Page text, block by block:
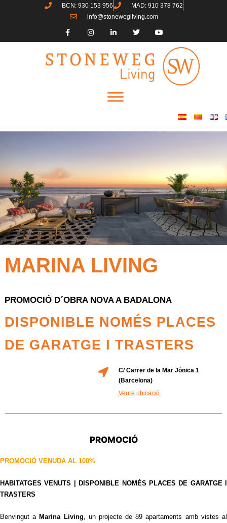
BCN: 930 153 956
MAD: 910 378 762
info@stonewegliving.com
MARINA LIVING
PROMOCIÓ D´OBRA NOVA A BADALONA
DISPONIBLE NOMÉS PLACES
DE GARATGE I TRASTERS
C/ Carrer de la Mar Jònica 1
(Barcelona)
Veure ubicació
PROMOCIÓ
PROMOCIÓ VENUDA AL 100%
HABITATGES VENUTS | DISPONIBLE NOMÉS PLACES DE GARATGE I
TRASTERS
Benvingut a Marina Living , un projecte de 89 apartaments amb vistes al